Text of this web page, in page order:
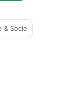
& Socle